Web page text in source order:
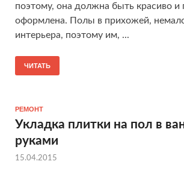
поэтому, она должна быть красиво и
оформлена. Полы в прихожей,
интерьера, поэтому им, ...
ЧИТАТЬ
РЕМОНТ
Укладка плитки на пол в
руками
15.04.2015